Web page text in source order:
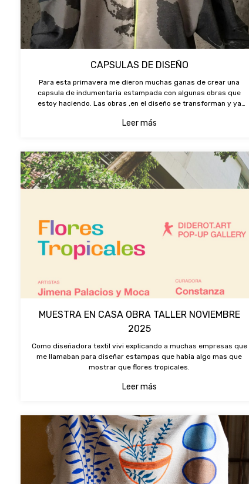
CAPSULAS DE DISEÑO
Para esta primavera me dieron muchas ganas de crear una
capsula de indumentaria estampada con algunas obras que
estoy haciendo. Las obras ,en el diseño se transforman y ya
Por eso el arte y
Leer más
MUESTRA EN CASA OBRA TALLER NOVIEMBRE
2025
Como diseñadora textil vivi explicando a muchas empresas que
me llamaban para diseñar estampas que habia algo mas que
mostrar que flores tropicales.
Leer más